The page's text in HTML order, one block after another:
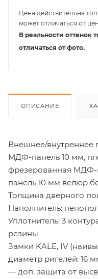
Цена действительна
может отличаться от
В реальности оттенок
отличаться от фото.
ОПИСАНИЕ
Внешнее/внутреннее
МДФ-панель 10 мм,
фрезерованная
панель 10 мм велюр
Толщина дверного
Наполнитель:
Уплотнитель: 3
резины
Замки KALE, IV
диаметр ригелей: 16
— доп. защита от